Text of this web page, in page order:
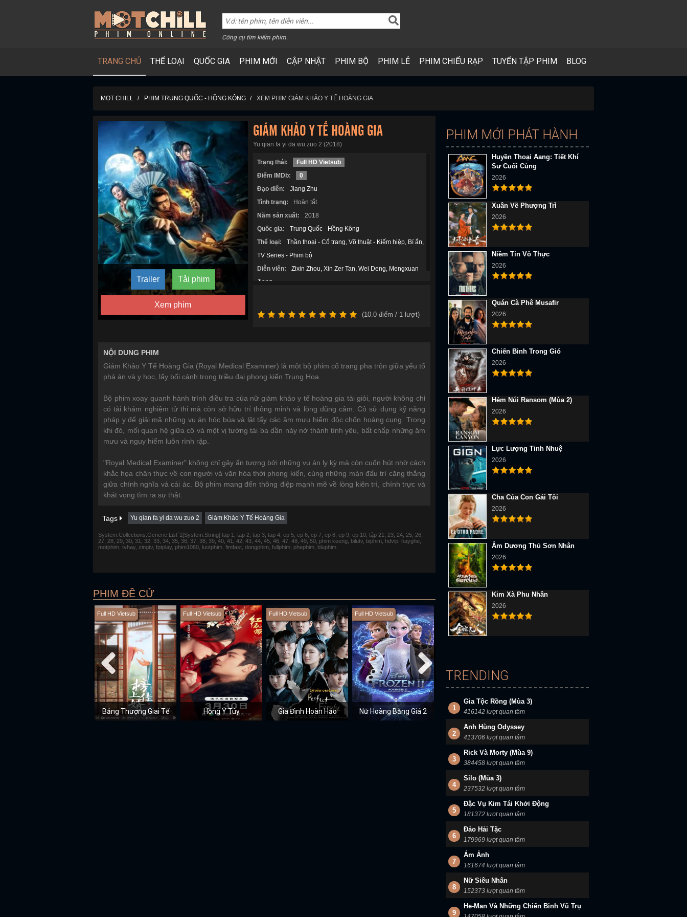
Công cụ tìm kiếm phim.
TRANG CHỦ THỂ LOẠI QUỐC GIA PHIM MỚI CẬP NHẬT PHIM BỘ PHIM LẺ PHIM CHIẾU RẠP TUYỂN TẬP PHIM BLOG
MỌT CHILL PHIM TRUNG QUỐC - HỒNG KÔNG XEM PHIM GIÁM KHẢO Y TẾ HOÀNG GIA
Trailer Tải phim
Xem phim
GIÁM KHẢO Y TẾ HOÀNG GIA
Yu qian fa yi da wu zuo 2 (2018)
Trạng thái:
Full HD Vietsub
Điểm IMDb:
0
Đạo diễn:
Jiang Zhu
Tình trạng:
Hoàn tất
Năm sản xuất:
2018
Quốc gia:
Trung Quốc - Hồng Kông
Thể loại:
Thần thoại - Cổ trang Võ thuật - Kiếm hiệp
Bí ẩn
TV Series - Phim bộ
Diễn viên:
Zixin Zhou Xin Zer Tan Wei Deng
Mengxuan
Jiang
(10.0điểm / 1lượt)
NỘI DUNG PHIM
Giám Khảo Y Tế Hoàng Gia (Royal Medical Examiner) là một bộ phim cổ trang pha trộn giữa yếu tố
phá án và y học, lấy bối cảnh trong triều đại phong kiến Trung Hoa.
Bộ phim xoay quanh hành trình điều tra của nữ giám khảo y tế hoàng gia tài giỏi, người không chỉ
có tài khám nghiệm tử thi mà còn sở hữu trí thông minh và lòng dũng cảm. Cô sử dụng kỹ năng
pháp y để giải mã những vụ án hóc búa và lật tẩy các âm mưu hiểm độc chốn hoàng cung. Trong
khi đó, mối quan hệ giữa cô và một vị tướng tài ba dần nảy nở thành tình yêu, bất chấp những âm
mưu và nguy hiểm luôn rình rập.
"Royal Medical Examiner" không chỉ gây ấn tượng bởi những vụ án ly kỳ mà còn cuốn hút nhờ cách
khắc họa chân thực về con người và văn hóa thời phong kiến, cùng những màn đấu trí căng thẳng
giữa chính nghĩa và cái ác. Bộ phim mang đến thông điệp mạnh mẽ về lòng kiên trì, chính trực và
khát vọng tìm ra sự thật.
Tags Yu qian fa yi da wu zuo 2 Giám Khảo Y Tế Hoàng Gia
System.Collections.Generic.List`1[System.String] tap 1, tap 2, tap 3, tap 4, ep 5, ep 6, ep 7, ep 8, ep 9, ep 10, tập 21, 23, 24, 25, 26,
27, 28, 29, 30, 31, 32, 33, 34, 35, 36, 37, 38, 39, 40, 41, 42, 43, 44, 45, 46, 47, 48, 49, 50, phim keeng, bilutv, biphim, hdvip, hayghe,
motphim, tvhay, zingtv, fptplay, phim1080, luotphim, fimfast, dongphim, fullphim, phephim, bluphim
PHIM ĐỀ CỬ
Full HD Vietsub
Bảng Thượng Giai Tế
Full HD Vietsub
Hồng Y Túy
Full HD Vietsub
Gia Đình Hoàn Hảo
Full HD Vietsub
Nữ Hoàng Băng Giá 2
Full HD Vietsub
Nữ Hoàng Băng Giá
Full HD Vietsub
PHIM MỚI PHÁT HÀNH
Huyền Thoại Aang: Tiết Khí
Sư Cuối Cùng
2026
Xuân Về Phượng Trì
2026
Niềm Tin Vô Thực
2026
Quán Cà Phê Musafir
2026
Chiến Binh Trong Gió
2026
Hẻm Núi Ransom (Mùa 2)
2026
Lực Lượng Tinh Nhuệ
2026
Cha Của Con Gái Tôi
2026
Âm Dương Thủ Sơn Nhân
2026
Kim Xà Phu Nhân
2026
TRENDING
1
Gia Tộc Rồng (Mùa 3)
416142 lượt quan tâm
2
Anh Hùng Odyssey
413706 lượt quan tâm
3
Rick Và Morty (Mùa 9)
384458 lượt quan tâm
4
Silo (Mùa 3)
237532 lượt quan tâm
5
Đặc Vụ Kim Tái Khởi Động
181372 lượt quan tâm
6
Đảo Hải Tặc
179969 lượt quan tâm
7
Ám Ảnh
161674 lượt quan tâm
8
Nữ Siêu Nhân
152373 lượt quan tâm
9
He-Man Và Những Chiến Binh Vũ Trụ